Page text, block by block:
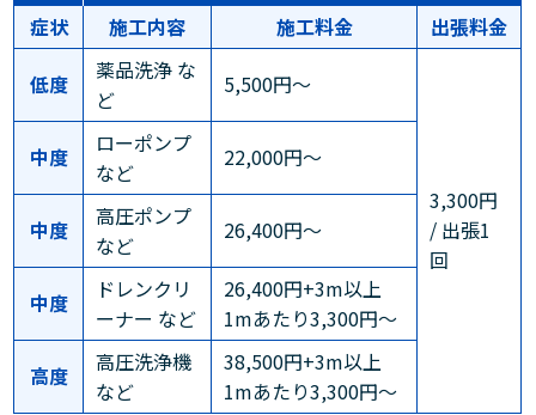
症状
施工内容 施工料金
出張料金
低度
薬品洗浄 な
ど
5,500円～
3,300円
/ 出張1
回
中度
ローポンプ
など
22,000円～
中度
高圧ポンプ
など
26,400円～
中度
ドレンクリ
ーナー など
26,400円+3m以上
1mあたり3,300円～
高度
高圧洗浄機
など
38,500円+3m以上
1mあたり3,300円～